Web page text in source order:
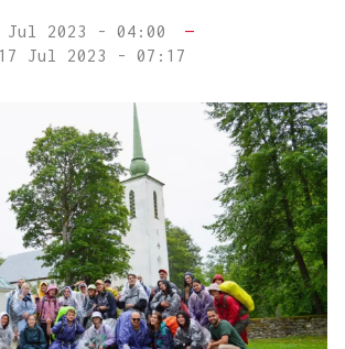
Jul 2023 - 04:00
—
17 Jul 2023 - 07:17